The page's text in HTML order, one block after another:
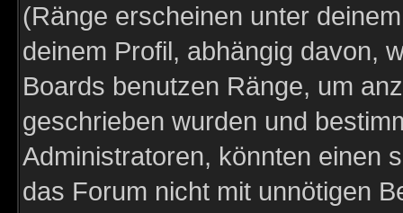
(Ränge erscheinen unter
deinem Profil, abhängig davon,
Boards benutzen Ränge, um
geschrieben wurden und
Administratoren, könnten einen
das Forum nicht mit unnötigen